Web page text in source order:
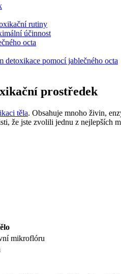
rutiny
účinnost
octa
detoxikace pomocí jablečného octa
prostředek
těla. Obsahuje mnoho živin,
že jste zvolili jednu z nejlepších
mikroflóru